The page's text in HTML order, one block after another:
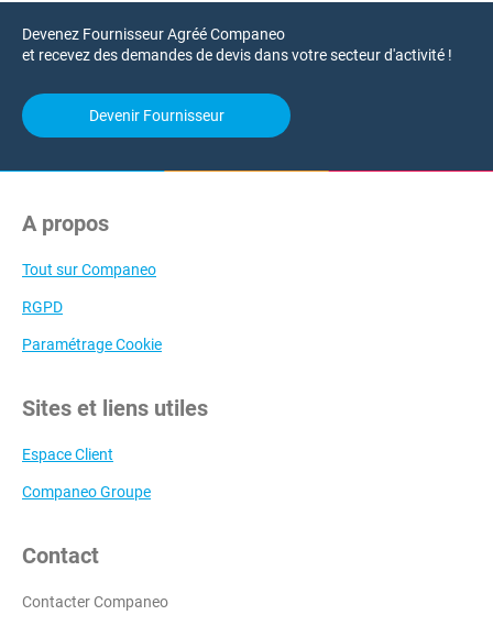
Devenez Fournisseur Agréé Companeo
et recevez des demandes de devis dans votre secteur d'activité !
Devenir Fournisseur
A propos
Tout sur Companeo
RGPD
Paramétrage Cookie
Sites et liens utiles
Espace Client
Companeo Groupe
Contact
Contacter Companeo